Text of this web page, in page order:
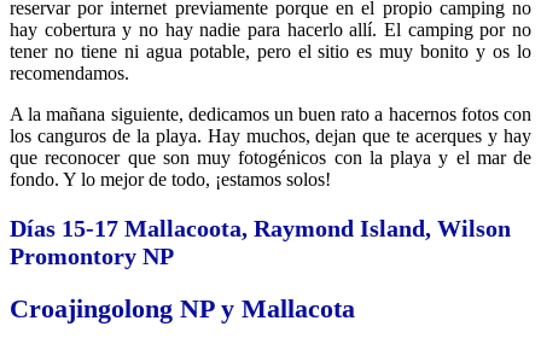
reservar por internet previamente porque en el propio camping no
hay cobertura y no hay nadie para hacerlo allí. El camping por no
tener no tiene ni agua potable, pero el sitio es muy bonito y os lo
recomendamos.
A la mañana siguiente, dedicamos un buen rato a hacernos fotos con
los canguros de la playa. Hay muchos, dejan que te acerques y hay
que reconocer que son muy fotogénicos con la playa y el mar de
fondo. Y lo mejor de todo, ¡estamos solos!
Días 15-17 Mallacoota, Raymond Island, Wilson
Promontory NP
Croajingolong NP y Mallacota